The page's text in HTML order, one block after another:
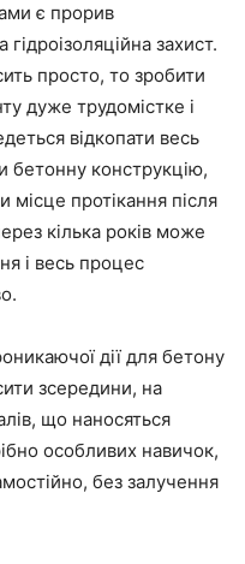
є прорив
захист.
просто, то зробити
дуже трудомістке і
відкопати весь
бетонну конструкцію,
місце протікання після
кілька років може
і весь процес
дії для бетону
зсередини, на
що наносяться
особливих навичок,
без залучення